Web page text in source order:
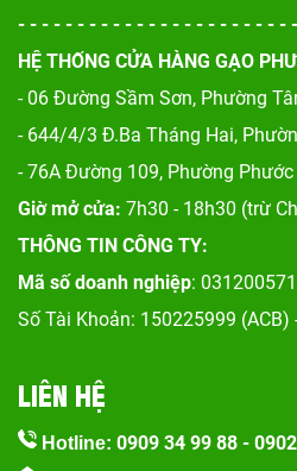
- - - - - - - - - - - - - - - - - - - - - - -
HỆ THỐNG CỬA HÀNG GẠO
- 06 Đường Sầm Sơn, Phường
- 644/4/3 Đ.Ba Tháng Hai,
- 76A Đường 109, Phường Phước
Giờ mở cửa: 7h30 - 18h30 (trừ
THÔNG TIN CÔNG TY:
Mã số doanh nghiệp:
Số Tài Khoản: 150225999 (ACB)
LIÊN HỆ
Hotline: 0909 34 99 88 -